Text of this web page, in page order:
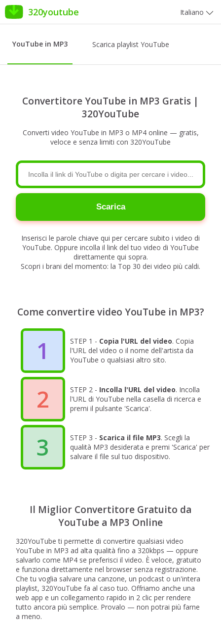
320youtube Italiano
YouTube in MP3 Scarica playlist YouTube
Convertitore YouTube in MP3 Gratis |
320YouTube
Converti video YouTube in MP3 o MP4 online — gratis,
veloce e senza limiti con 320YouTube
Scarica
Inserisci le parole chiave qui per cercare subito i video di
YouTube. Oppure incolla il link del tuo video di YouTube
direttamente qui sopra.
Scopri i brani del momento: la Top 30 dei video più caldi.
Come convertire video YouTube in MP3?
1 STEP 1 - Copia l'URL del video. Copia
l'URL del video o il nome dell'artista da
YouTube o qualsiasi altro sito.
2 STEP 2 - Incolla l'URL del video. Incolla
l'URL di YouTube nella casella di ricerca e
premi il pulsante 'Scarica'.
3 STEP 3 - Scarica il file MP3. Scegli la
qualità MP3 desiderata e premi 'Scarica' per
salvare il file sul tuo dispositivo.
Il Miglior Convertitore Gratuito da
YouTube a MP3 Online
320YouTube ti permette di convertire qualsiasi video
YouTube in MP3 ad alta qualità fino a 320kbps — oppure
salvarlo come MP4 se preferisci il video. È veloce, gratuito
e funziona direttamente nel browser senza registrazione.
Che tu voglia salvare una canzone, un podcast o un'intera
playlist, 320YouTube fa al caso tuo. Offriamo anche una
web app e un collegamento rapido in 2 clic per rendere
tutto ancora più semplice. Provalo — non potrai più farne
a meno.